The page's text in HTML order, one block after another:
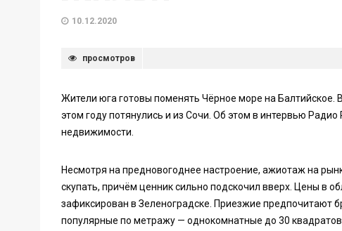
10.12.2020
просмотров
Жители юга готовы поменять Чёрное море на
этом году потянулись и из Сочи. Об этом в интервью
недвижимости.
Несмотря на предновогоднее настроение, ажиотаж на
скупать, причём ценник сильно подскочил вверх. Цены в
зафиксирован в Зеленоградске. Приезжие предпочитают
популярные по метражу — однокомнатные до 30